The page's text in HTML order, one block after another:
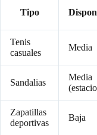
Tipo
Tenis
casuales
Media
Sandalias
Media
Zapatillas
deportivas
Baja